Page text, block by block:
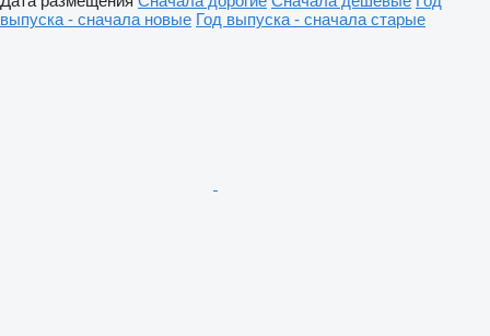
выпуска - сначала новые Год выпуска - сначала старые